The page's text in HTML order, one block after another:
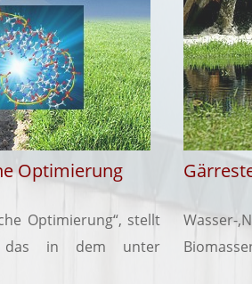
Optimierung
Optimierung“, stellt
das in dem unter
Wasser-